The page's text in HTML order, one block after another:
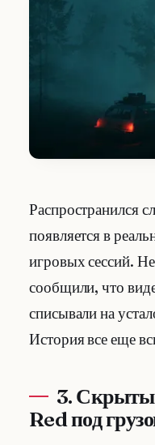
Распространился
появляется в
игровых сессий.
сообщили, что
списывали на
История все еще
3.
Red под